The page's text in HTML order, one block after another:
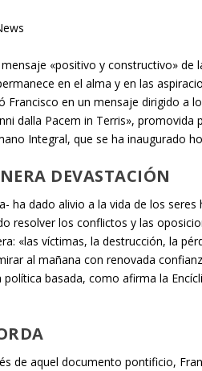
«positivo y constructivo» de
en el alma y en las
Francisco en un mensaje dirigido a
dalla Pacem in Terris»,
Integral, que se ha inaugurado
DEVASTACIÓN
ha dado alivio a la vida de los
resolver los conflictos y las
«las víctimas, la destrucción, la
al mañana con renovada
basada, como afirma la
de aquel documento pontificio,